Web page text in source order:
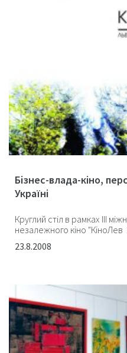
Бізнес-влада-кіно,
Україні
Круглий стіл в рамках ІІІ
незалежного кіно "КіноЛев
23.8.2008